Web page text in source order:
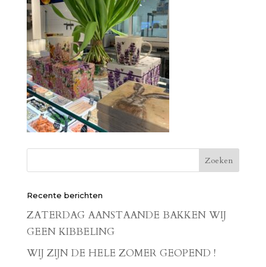
Recente berichten
ZATERDAG AANSTAANDE BAKKEN WIJ
GEEN KIBBELING
WIJ ZIJN DE HELE ZOMER GEOPEND !